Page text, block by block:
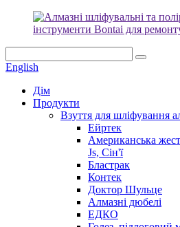
English
Дім
Продукти
Взуття для шліфування
Ейртек
Американська
Js, Сін'ї
Бластрак
Контек
Доктор Шульце
Алмазні дюбелі
ЕДКО